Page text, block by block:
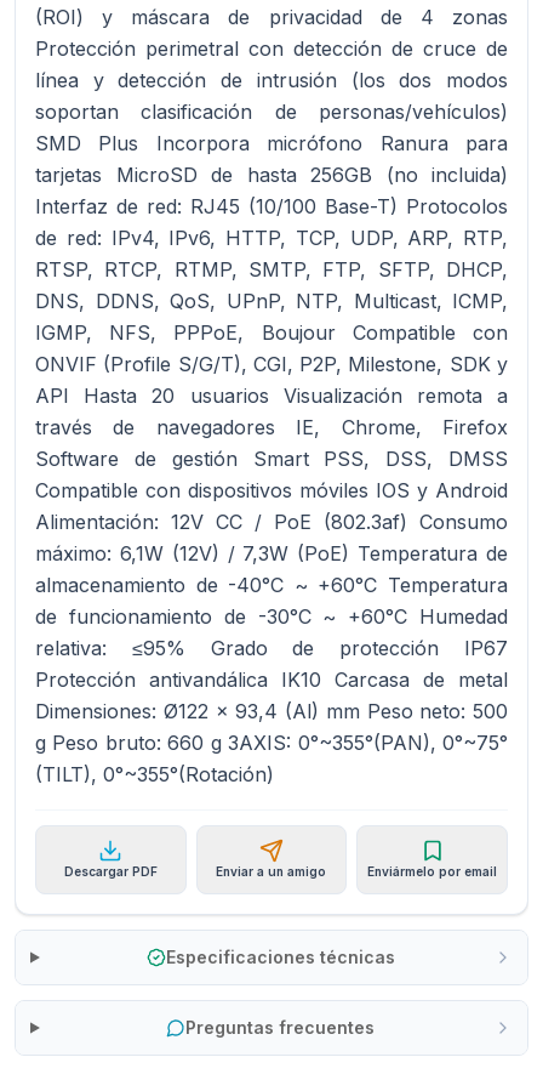
(ROI) y máscara de privacidad de 4 zonas
Protección perimetral con detección de cruce de
línea y detección de intrusión (los dos modos
soportan clasificación de personas/vehículos)
SMD Plus Incorpora micrófono Ranura para
tarjetas MicroSD de hasta 256GB (no incluida)
Interfaz de red: RJ45 (10/100 Base-T) Protocolos
de red: IPv4, IPv6, HTTP, TCP, UDP, ARP, RTP,
RTSP, RTCP, RTMP, SMTP, FTP, SFTP, DHCP,
DNS, DDNS, QoS, UPnP, NTP, Multicast, ICMP,
IGMP, NFS, PPPoE, Boujour Compatible con
ONVIF (Profile S/G/T), CGI, P2P, Milestone, SDK y
API Hasta 20 usuarios Visualización remota a
través de navegadores IE, Chrome, Firefox
Software de gestión Smart PSS, DSS, DMSS
Compatible con dispositivos móviles IOS y Android
Alimentación: 12V CC / PoE (802.3af) Consumo
máximo: 6,1W (12V) / 7,3W (PoE) Temperatura de
almacenamiento de -40°C ~ +60°C Temperatura
de funcionamiento de -30°C ~ +60°C Humedad
relativa: ≤95% Grado de protección IP67
Protección antivandálica IK10 Carcasa de metal
Dimensiones: Ø122 x 93,4 (Al) mm Peso neto: 500
g Peso bruto: 660 g 3AXIS: 0°~355°(PAN), 0°~75°
(TILT), 0°~355°(Rotación)
Descargar PDF Enviar a un amigo Enviármelo por email
Especificaciones técnicas
Preguntas frecuentes